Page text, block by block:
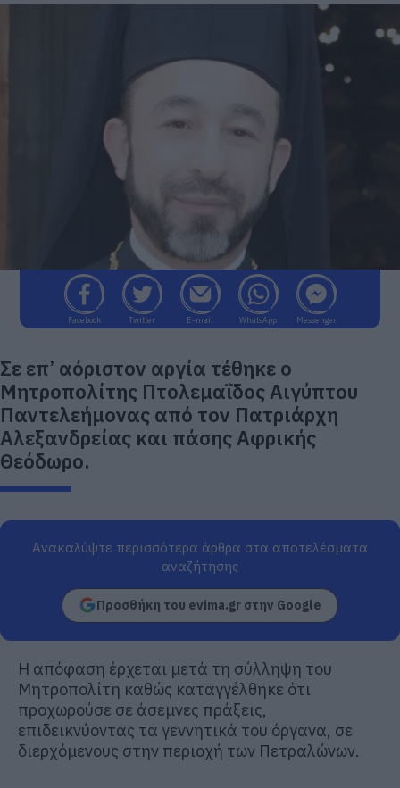
Facebook Twitter E-mail WhatsApp Messenger
Σε επ’ αόριστον αργία τέθηκε ο
Μητροπολίτης Πτολεμαΐδος Αιγύπτου
Παντελεήμονας από τον Πατριάρχη
Αλεξανδρείας και πάσης Αφρικής
Θεόδωρο.
Ανακαλύψτε περισσότερα άρθρα στα αποτελέσματα
αναζήτησης
Προσθήκη του evima.gr στην Google
Η απόφαση έρχεται μετά τη σύλληψη του
Μητροπολίτη καθώς καταγγέλθηκε ότι
προχωρούσε σε άσεμνες πράξεις,
επιδεικνύοντας τα γεννητικά του όργανα, σε
διερχόμενους στην περιοχή των Πετραλώνων.